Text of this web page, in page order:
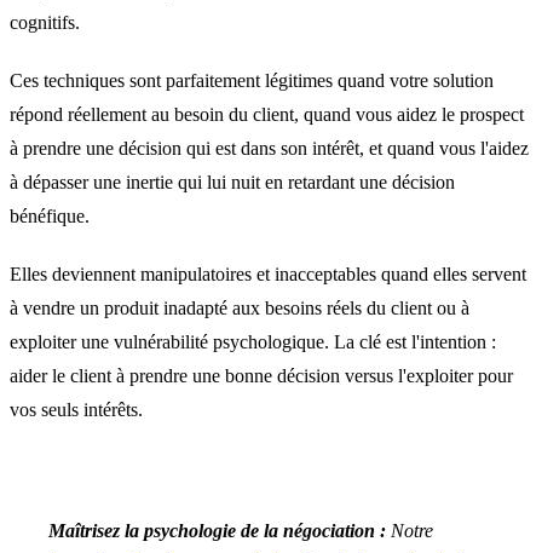
cognitifs.
Ces techniques sont parfaitement légitimes quand votre solution
répond réellement au besoin du client, quand vous aidez le prospect
à prendre une décision qui est dans son intérêt, et quand vous l'aidez
à dépasser une inertie qui lui nuit en retardant une décision
bénéfique.
Elles deviennent manipulatoires et inacceptables quand elles servent
à vendre un produit inadapté aux besoins réels du client ou à
exploiter une vulnérabilité psychologique. La clé est l'intention :
aider le client à prendre une bonne décision versus l'exploiter pour
vos seuls intérêts.
Maîtrisez la psychologie de la négociation : Notre